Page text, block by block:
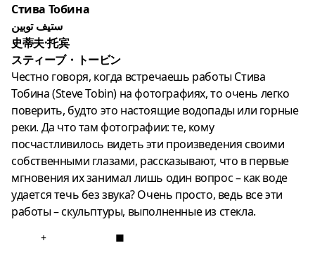
Стива Тобина
ستيف توبين
史蒂夫·托宾
スティーブ・トービン
Честно говоря, когда встречаешь работы Стива
Тобина (Steve Tobin) на фотографиях, то очень легко
поверить, будто это настоящие водопады или горные
реки. Да что там фотографии: те, кому
посчастливилось видеть эти произведения своими
собственными глазами, рассказывают, что в первые
мгновения их занимал лишь один вопрос – как воде
удается течь без звука? Очень просто, ведь все эти
работы – скульптуры, выполненные из стекла.
+ ■